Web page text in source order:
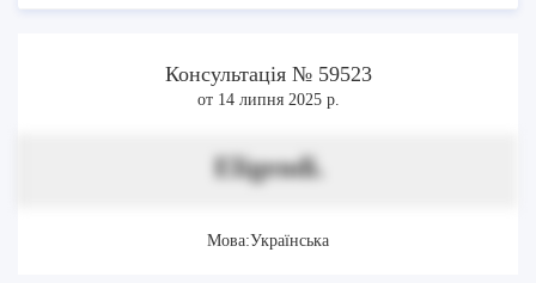
Консультація № 59523
от 14 липня 2025 р.
Eligendi.
Мова:Українська